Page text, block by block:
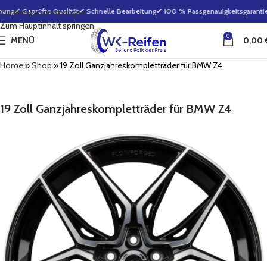
Zur Navigation springen
Zum Hauptinhalt springen
✔ Geprüfte Qualität✔ Schnelle Bearbeitung✔ 100 % Passgenauigkeitsgarantie
MENÜ 0 0,00
Home»Shop »19 Zoll Ganzjahreskompletträder für BMW Z4
19 Zoll Ganzjahreskompletträder für BMW Z4